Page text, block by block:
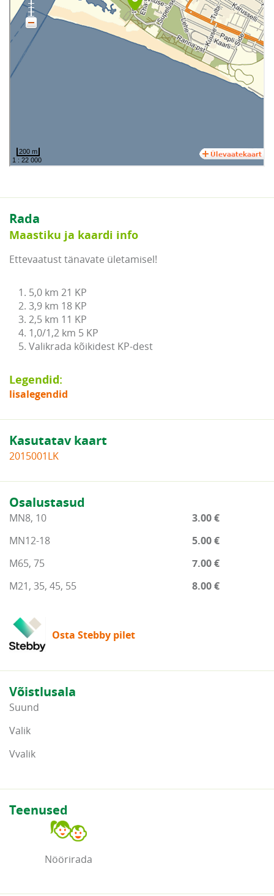
Rada
Maastiku ja kaardi info
Ettevaatust tänavate ületamisel!
1. 5,0 km 21 KP
2. 3,9 km 18 KP
3. 2,5 km 11 KP
4. 1,0/1,2 km 5 KP
5. Valikrada kõikidest KP-dest
Legendid:
lisalegendid
Kasutatav kaart
2015001LK
Osalustasud
MN8, 10
3.00 €
MN12-18
5.00 €
M65, 75
7.00 €
M21, 35, 45, 55
8.00 €
Osta Stebby pilet
Võistlusala
Suund
Valik
Vvalik
Teenused
Nöörirada